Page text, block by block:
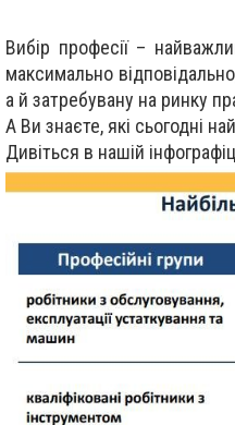
Вибір професії –
максимально
а й затребувану на ринку
А Ви знаєте, які сьогодні
Дивіться в нашій